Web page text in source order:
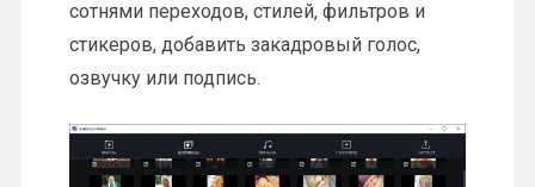
сотнями переходов, стилей, фильтров и
стикеров, добавить закадровый голос,
озвучку или подпись.